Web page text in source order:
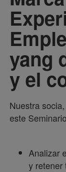
yang
y el
Nuestra
este
Analizar
y retener